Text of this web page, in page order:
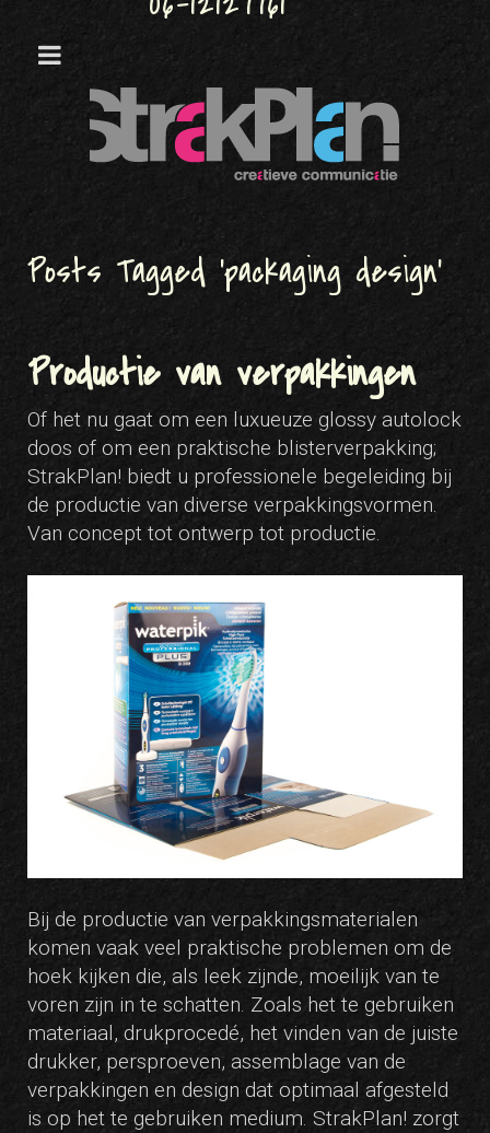
Posts Tagged ‘packaging design’
Productie van verpakkingen
Of het nu gaat om een luxueuze glossy autolock
doos of om een praktische blisterverpakking;
StrakPlan! biedt u professionele begeleiding bij
de productie van diverse verpakkingsvormen.
Van concept tot ontwerp tot productie.
Bij de productie van verpakkingsmaterialen
komen vaak veel praktische problemen om de
hoek kijken die, als leek zijnde, moeilijk van te
voren zijn in te schatten. Zoals het te gebruiken
materiaal, drukprocedé, het vinden van de juiste
drukker, persproeven, assemblage van de
verpakkingen en design dat optimaal afgesteld
is op het te gebruiken medium. StrakPlan! zorgt